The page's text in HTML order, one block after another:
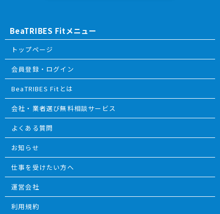
BeaTRIBES Fitメニュー
トップページ
会員登録・ログイン
BeaTRIBES Fitとは
会社・業者選び無料相談サービス
よくある質問
お知らせ
仕事を受けたい方へ
運営会社
利用規約